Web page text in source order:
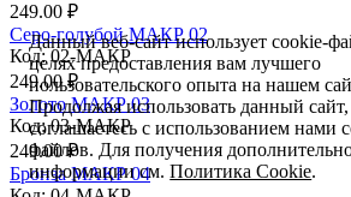
249.00 ₽
Серо-голубой МАКР 02
Код: 02-МАКР
249.00 ₽
Золото МАКР 03
Код: 03-МАКР
249.00 ₽
Бронза МАКР 04
Данный веб-сайт использует cookie-
целях предоставления вам лучшего
пользовательского опыта на нашем
Продолжая использовать данный
соглашаетесь с использованием нами
файлов. Для получения
информации см.Политика Cookie.